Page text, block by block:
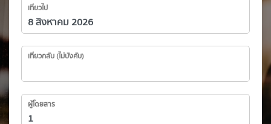
เที่ยวไป
เที่ยวกลับ (ไม่บังคับ)
ผู้โดยสาร